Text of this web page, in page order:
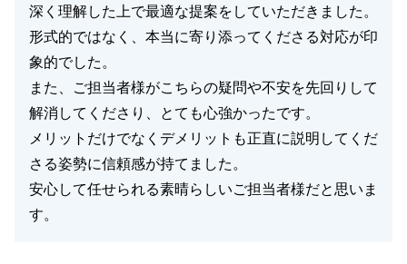
深く理解した上で最適な提案をしていただきました。
形式的ではなく、本当に寄り添ってくださる対応が印
象的でした。
また、ご担当者様がこちらの疑問や不安を先回りして
解消してくださり、とても心強かったです。
メリットだけでなくデメリットも正直に説明してくだ
さる姿勢に信頼感が持てました。
安心して任せられる素晴らしいご担当者様だと思いま
す。